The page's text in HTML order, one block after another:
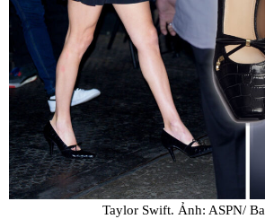
Taylor Swift. Ảnh: ASPN/